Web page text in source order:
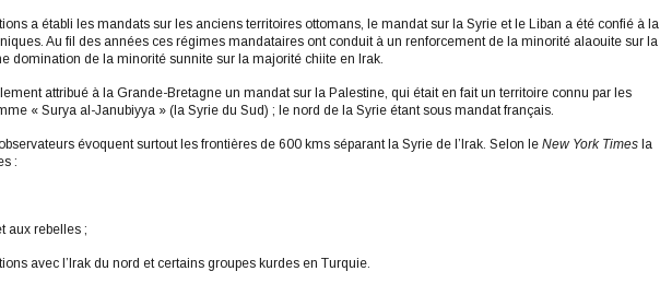
a établi les mandats sur les anciens territoires ottomans, le mandat sur la Syrie et le Liban a été confié à la
Au fil des années ces régimes mandataires ont conduit à un renforcement de la minorité alaouite sur la
domination de la minorité sunnite sur la majorité chiite en Irak.
attribué à la Grande-Bretagne un mandat sur la Palestine, qui était en fait un territoire connu par les
« Surya al-Janubiyya » (la Syrie du Sud) ; le nord de la Syrie étant sous mandat français.
évoquent surtout les frontières de 600 kms séparant la Syrie de l’Irak. Selon le New York Times la
:
aux rebelles ;
avec l’Irak du nord et certains groupes kurdes en Turquie.